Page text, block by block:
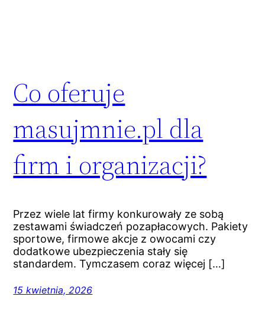
Co oferuje
masujmnie.pl dla
firm i organizacji?
Przez wiele lat firmy konkurowały ze sobą
zestawami świadczeń pozapłacowych. Pakiety
sportowe, firmowe akcje z owocami czy
dodatkowe ubezpieczenia stały się
standardem. Tymczasem coraz więcej […]
15 kwietnia, 2026